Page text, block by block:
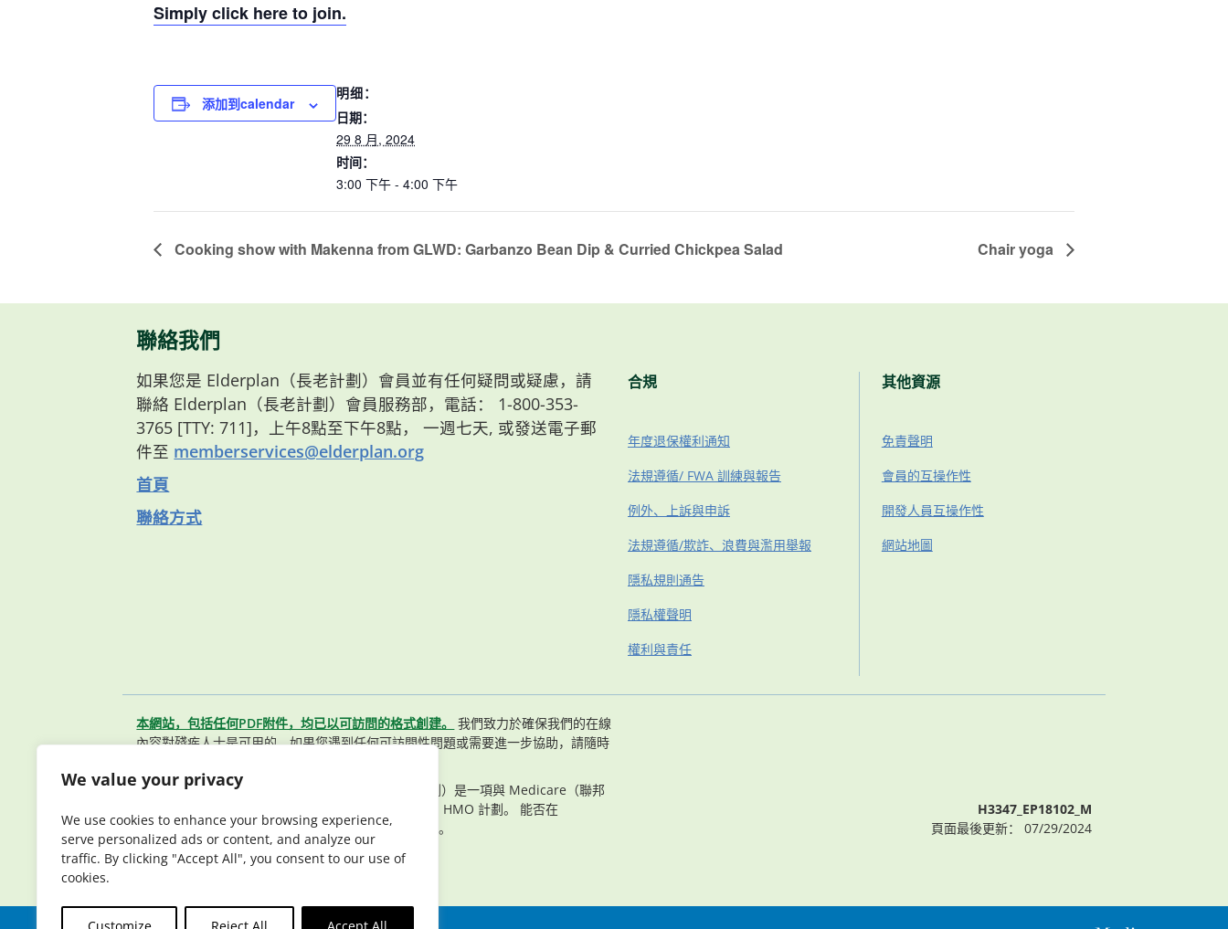
We value your privacy
We use cookies to enhance your browsing experience,
serve personalized ads or content, and analyze our
traffic. By clicking "Accept All", you consent to our use of
cookies.
Simply click here to join.
添加到calendar
明细：
日期：
29 8 月, 2024
时间：
3:00 下午 - 4:00 下午
Cooking show with Makenna from GLWD: Garbanzo Bean Dip & Curried Chickpea Salad Chair yoga
聯絡我們
如果您是 Elderplan（長老計劃）會員並有任何疑問或疑慮，請
聯絡 Elderplan（長老計劃）會員服務部，電話： 1-800-353-
3765 [TTY: 711]，上午8點至下午8點， 一週七天, 或發送電子郵
件至 memberservices@elderplan.org
首頁
聯絡方式
合規
年度退保權利通知
法規遵循/ FWA 訓練與報告
例外、上訴與申訴
法規遵循/欺詐、浪費與濫用舉報
隱私規則通告
隱私權聲明
權利與責任
其他資源
免責聲明
會員的互操作性
開發人員互操作性
網站地圖
本網站，包括任何PDF附件，均已以可訪問的格式創建。
我們致力於確保我們的在線
內容對殘疾人士是可用的。如果您遇到任何可訪問性問題或需要進一步協助，請隨時
© 2026 Elderplan. 版權所有。 Elderplan（長老計劃）是一項與 Medicare（聯邦
醫療保險）及 Medicaid（聯邦醫療補助）簽有合約的 HMO 計劃。 能否在
Elderplan（長老計劃）註冊參保視合約續簽情況而定。
H3347_EP18102_M
頁面最後更新： 07/29/2024